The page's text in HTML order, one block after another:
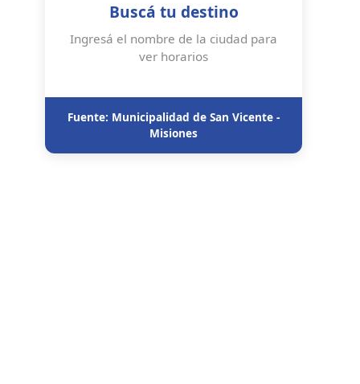
Buscá tu destino
Ingresá el nombre de la ciudad para
ver horarios
Fuente: Municipalidad de San Vicente -
Misiones